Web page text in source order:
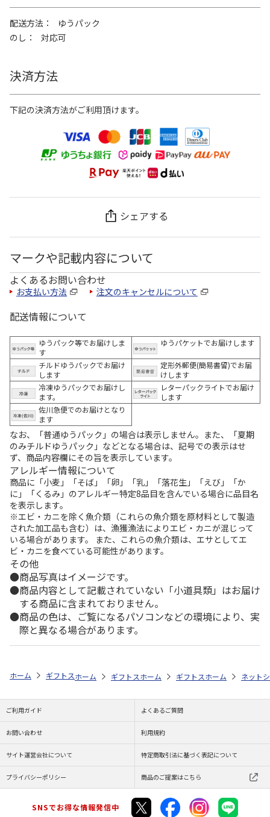
配送方法
ゆうパック
のし
対応可
決済方法
下記の決済方法がご利用頂けます。
シェアする
マークや記載内容について
よくあるお問い合わせ
お支払い方法 注文のキャンセルについて
配送情報について
ゆうパック等でお届けしま
す
ゆうパケットでお届けします
チルドゆうパックでお届け
します
定形外郵便(簡易書留)でお届
けします
冷凍ゆうパックでお届けし
ます。
レターパックライトでお届け
します
佐川急便でのお届けとなり
ます
なお、「普通ゆうパック」の場合は表示しません。また、「夏期
のみチルドゆうパック」などとなる場合は、記号での表示はせ
ず、商品内容欄にその旨を表示しています。
アレルギー情報について
商品に「小麦」「そば」「卵」「乳」「落花生」「えび」「か
に」「くるみ」のアレルギー特定8品目を含んでいる場合に品目名
を表示します。
※エビ・カニを除く魚介類（これらの魚介類を原材料として製造
された加工品も含む）は、漁獲漁法によりエビ・カニが混じって
いる場合があります。 また、これらの魚介類は、エサとしてエ
ビ・カニを食べている可能性があります。
その他
商品写真はイメージです。
商品内容として記載されていない「小道具類」はお届け
する商品に含まれておりません。
商品の色は、ご覧になるパソコンなどの環境により、実
際と異なる場合があります。
ホーム ギフトストア お中元・夏ギフト特集 2026 おすすめ ご当地
ホーム ギフトストア お中元・夏ギフト特集 2026
ホーム ギフトストア お中元・
ホーム ネット
ご利用ガイド よくあるご質問
お問い合わせ 利用規約
サイト運営会社について 特定商取引法に基づく表記について
プライバシーポリシー 商品のご提案はこちら
SNSでお得な情報発信中